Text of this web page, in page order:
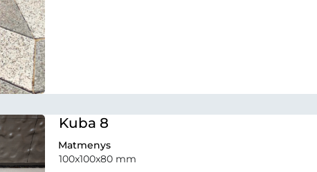
Kuba 8
Matmenys
100x100x80 mm